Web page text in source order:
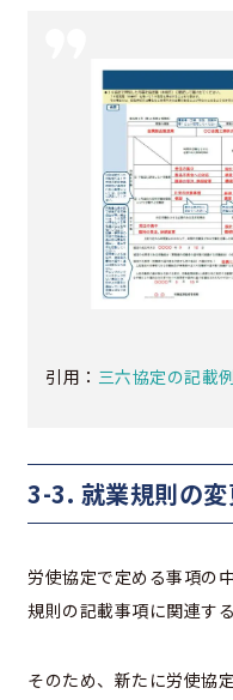
引用： 三六協定の記載
3-3. 就業規則の
労使協定で定める事項の
規則の記載事項に関連す
そのため、新たに労使協